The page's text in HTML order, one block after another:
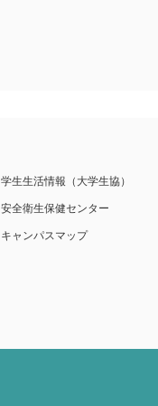
学生生活情報（大学生協）
安全衛生保健センター
キャンパスマップ